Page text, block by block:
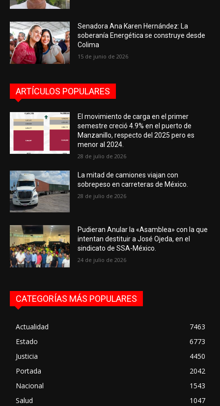
Senadora Ana Karen Hernández: La
soberanía Energética se construye desde
Colima
15 de junio de 2026
ARTÍCULOS POPULARES
El movimiento de carga en el primer
semestre creció 4.9% en el puerto de
Manzanillo, respecto del 2025 pero es
menor al 2024.
28 de julio de 2026
La mitad de camiones viajan con
sobrepeso en carreteras de México.
28 de julio de 2026
Pudieran Anular la «Asamblea» con la que
intentan destituir a José Ojeda, en el
sindicato de SSA-México.
24 de julio de 2026
CATEGORÍAS MÁS POPULARES
Actualidad
7463
Estado
6773
Justicia
4450
Portada
2042
Nacional
1543
Salud
1047